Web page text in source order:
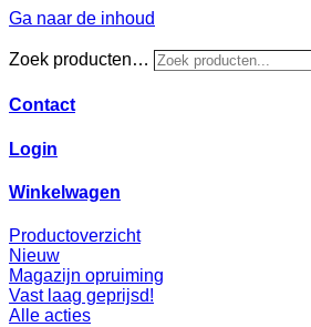
Ga naar de inhoud
Zoek producten…
Contact
Login
Winkelwagen
Productoverzicht
Nieuw
Magazijn opruiming
Vast laag geprijsd!
Alle acties